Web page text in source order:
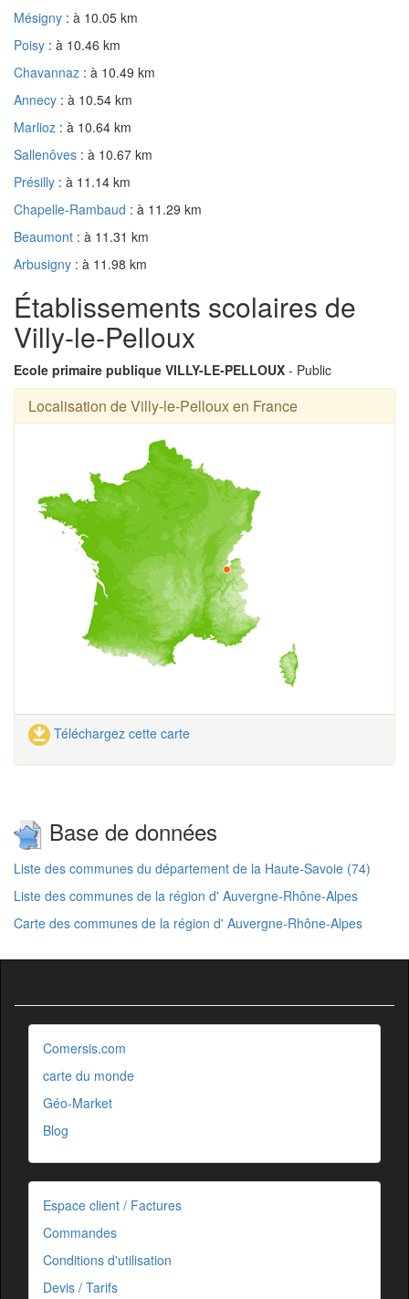
Mésigny : à 10.05 km
Poisy : à 10.46 km
Chavannaz : à 10.49 km
Annecy : à 10.54 km
Marlioz : à 10.64 km
Sallenôves : à 10.67 km
Présilly : à 11.14 km
Chapelle-Rambaud : à 11.29 km
Beaumont : à 11.31 km
Arbusigny : à 11.98 km
Établissements scolaires de
Villy-le-Pelloux
Ecole primaire publique VILLY-LE-PELLOUX - Public
Localisation de Villy-le-Pelloux en France
Téléchargez cette carte
Base de données
Liste des communes du département de la Haute-Savoie (74)
Liste des communes de la région d' Auvergne-Rhône-Alpes
Carte des communes de la région d' Auvergne-Rhône-Alpes
Comersis.com
carte du monde
Géo-Market
Blog
Espace client / Factures
Commandes
Conditions d'utilisation
Devis / Tarifs